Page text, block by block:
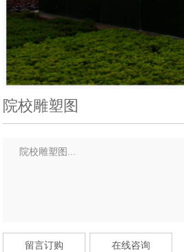
院校雕塑图
院校雕塑图...
留言订购 在线咨询